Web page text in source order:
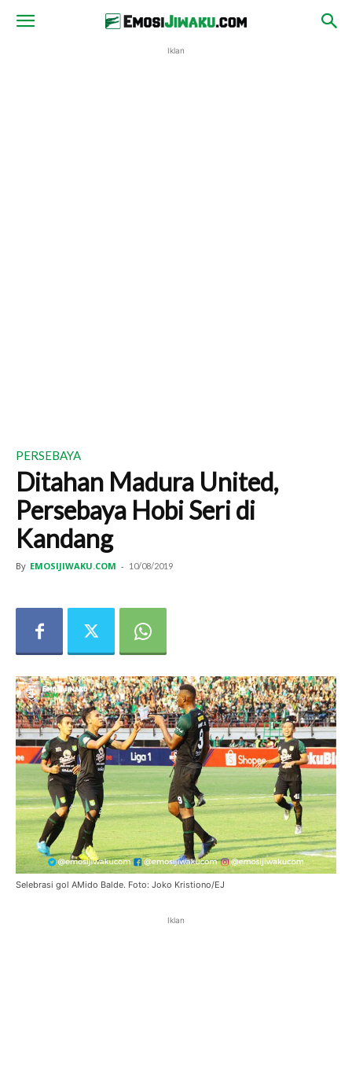
Iklan
PERSEBAYA
Ditahan Madura United,
Persebaya Hobi Seri di
Kandang
By EMOSIJIWAKU.COM - 10/08/2019
Selebrasi gol AMido Balde. Foto: Joko Kristiono/EJ
Iklan